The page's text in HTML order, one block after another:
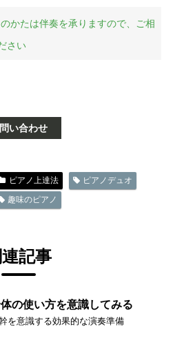
かたは伴奏を承りますので、ご相
さい
い合わせ
ピアノ上達法
ピアノデュオ
趣味のピアノ
連記事
の使い方を意識してみる
を意識する効果的な演奏準備